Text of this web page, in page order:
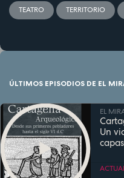
TEATRO TERRITORIO
ÚLTIMOS EPISODIOS DE EL
EL
Un